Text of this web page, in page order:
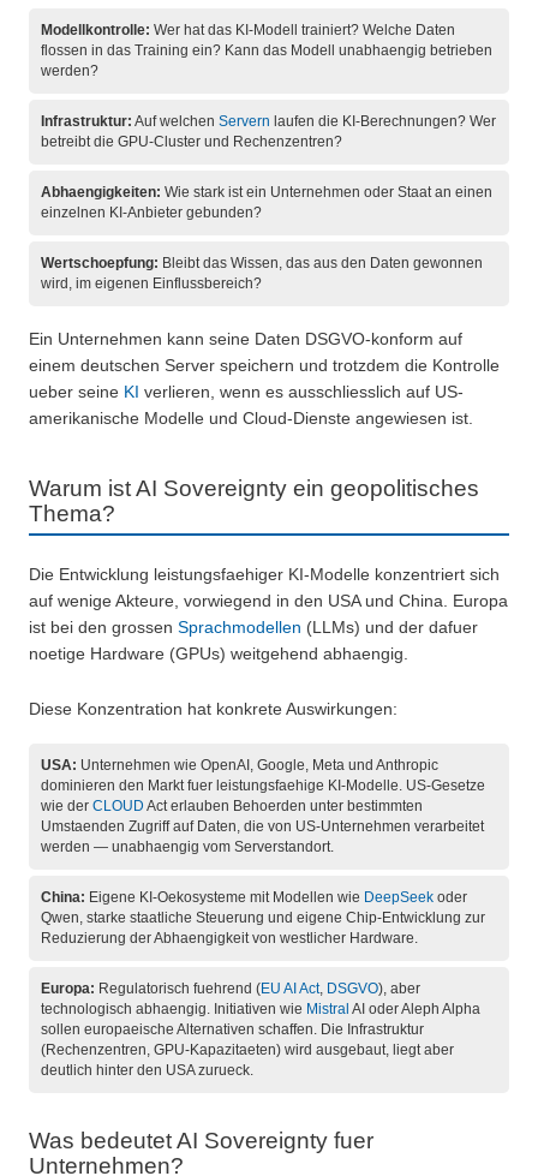
Modellkontrolle: Wer hat das KI-Modell trainiert? Welche Daten
flossen in das Training ein? Kann das Modell unabhaengig betrieben
werden?
Infrastruktur: Auf welchen Servern laufen die KI-Berechnungen? Wer
betreibt die GPU-Cluster und Rechenzentren?
Abhaengigkeiten: Wie stark ist ein Unternehmen oder Staat an einen
einzelnen KI-Anbieter gebunden?
Wertschoepfung: Bleibt das Wissen, das aus den Daten gewonnen
wird, im eigenen Einflussbereich?
Ein Unternehmen kann seine Daten DSGVO-konform auf
einem deutschen Server speichern und trotzdem die Kontrolle
ueber seine KI verlieren, wenn es ausschliesslich auf US-
amerikanische Modelle und Cloud-Dienste angewiesen ist.
Warum ist AI Sovereignty ein geopolitisches
Thema?
Die Entwicklung leistungsfaehiger KI-Modelle konzentriert sich
auf wenige Akteure, vorwiegend in den USA und China. Europa
ist bei den grossen Sprachmodellen (LLMs) und der dafuer
noetige Hardware (GPUs) weitgehend abhaengig.
Diese Konzentration hat konkrete Auswirkungen:
USA: Unternehmen wie OpenAI, Google, Meta und Anthropic
dominieren den Markt fuer leistungsfaehige KI-Modelle. US-Gesetze
wie der CLOUD Act erlauben Behoerden unter bestimmten
Umstaenden Zugriff auf Daten, die von US-Unternehmen verarbeitet
werden — unabhaengig vom Serverstandort.
China: Eigene KI-Oekosysteme mit Modellen wie DeepSeek oder
Qwen, starke staatliche Steuerung und eigene Chip-Entwicklung zur
Reduzierung der Abhaengigkeit von westlicher Hardware.
Europa: Regulatorisch fuehrend (EU AI Act, DSGVO), aber
technologisch abhaengig. Initiativen wie Mistral AI oder Aleph Alpha
sollen europaeische Alternativen schaffen. Die Infrastruktur
(Rechenzentren, GPU-Kapazitaeten) wird ausgebaut, liegt aber
deutlich hinter den USA zurueck.
Was bedeutet AI Sovereignty fuer
Unternehmen?